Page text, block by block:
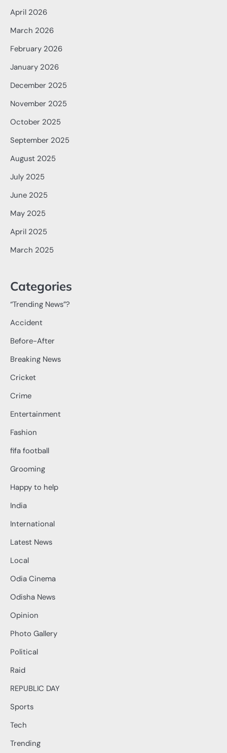
April 2026
March 2026
February 2026
January 2026
December 2025
November 2025
October 2025
September 2025
August 2025
July 2025
June 2025
May 2025
April 2025
March 2025
Categories
“Trending News”?
Accident
Before-After
Breaking News
Cricket
Crime
Entertainment
Fashion
fifa football
Grooming
Happy to help
India
International
Latest News
Local
Odia Cinema
Odisha News
Opinion
Photo Gallery
Political
Raid
REPUBLIC DAY
Sports
Tech
Trending